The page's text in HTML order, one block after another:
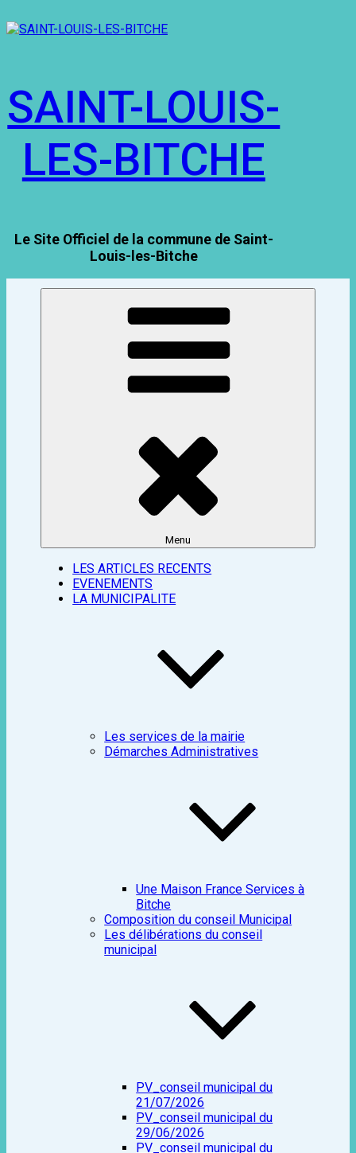
au
SAINT-LOUIS-
LES-BITCHE
Le Site Officiel de la commune de Saint-
Louis-les-Bitche
Menu
LES ARTICLES RECENTS
EVENEMENTS
LA MUNICIPALITE
Les services de la mairie
Démarches Administratives
Une Maison France Services à
Bitche
Composition du conseil Municipal
Les délibérations du conseil
municipal
PV_conseil municipal du
21/07/2026
PV_conseil municipal du
29/06/2026
PV_conseil municipal du